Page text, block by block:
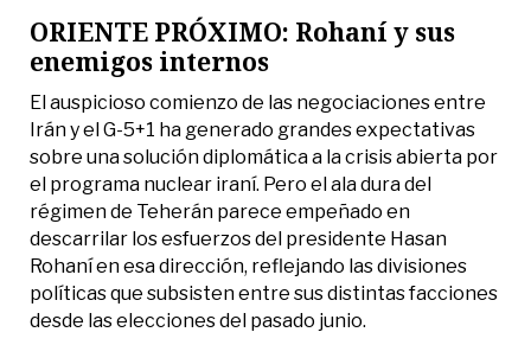
ORIENTE PRÓXIMO: Rohaní y sus
enemigos internos
El auspicioso comienzo de las negociaciones entre
Irán y el G-5+1 ha generado grandes expectativas
sobre una solución diplomática a la crisis abierta por
el programa nuclear iraní. Pero el ala dura del
régimen de Teherán parece empeñado en
descarrilar los esfuerzos del presidente Hasan
Rohaní en esa dirección, reflejando las divisiones
políticas que subsisten entre sus distintas facciones
desde las elecciones del pasado junio.